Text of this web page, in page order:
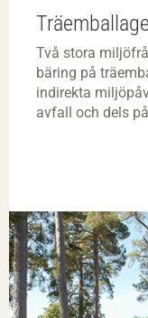
Två stora
bäring på
indirekta
avfall och dels